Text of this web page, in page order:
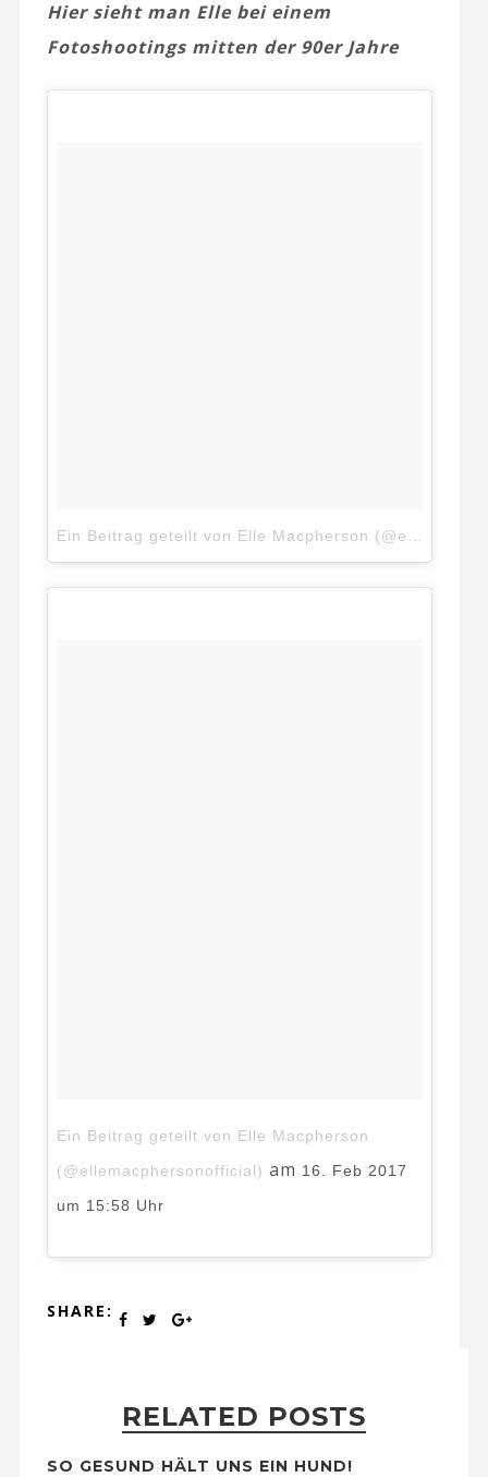
Hier sieht man Elle bei einem
Fotoshootings mitten der 90er Jahre
Ein Beitrag geteilt von Elle Macpherson (@ellemacphersonofficial)
Ein Beitrag geteilt von Elle Macpherson
(@ellemacphersonofficial) am 16. Feb 2017
um 15:58 Uhr
SHARE:
RELATED POSTS
SO GESUND HÄLT UNS EIN HUND!